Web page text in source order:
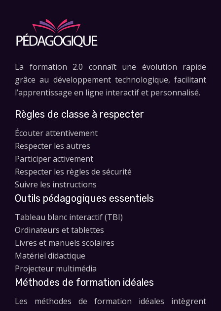
La formation 2.0 connaît une évolution rapide
grâce au développement technologique, facilitant
l’apprentissage en ligne interactif et personnalisé.
Règles de classe à respecter
Écouter attentivement
Respecter les autres
Participer activement
Respecter les règles de sécurité
Suivre les instructions
Outils pédagogiques essentiels
Tableau blanc interactif (TBI)
Ordinateurs et tablettes
Livres et manuels scolaires
Matériel didactique
Projecteur multimédia
Méthodes de formation idéales
Les méthodes de formation idéales intègrent